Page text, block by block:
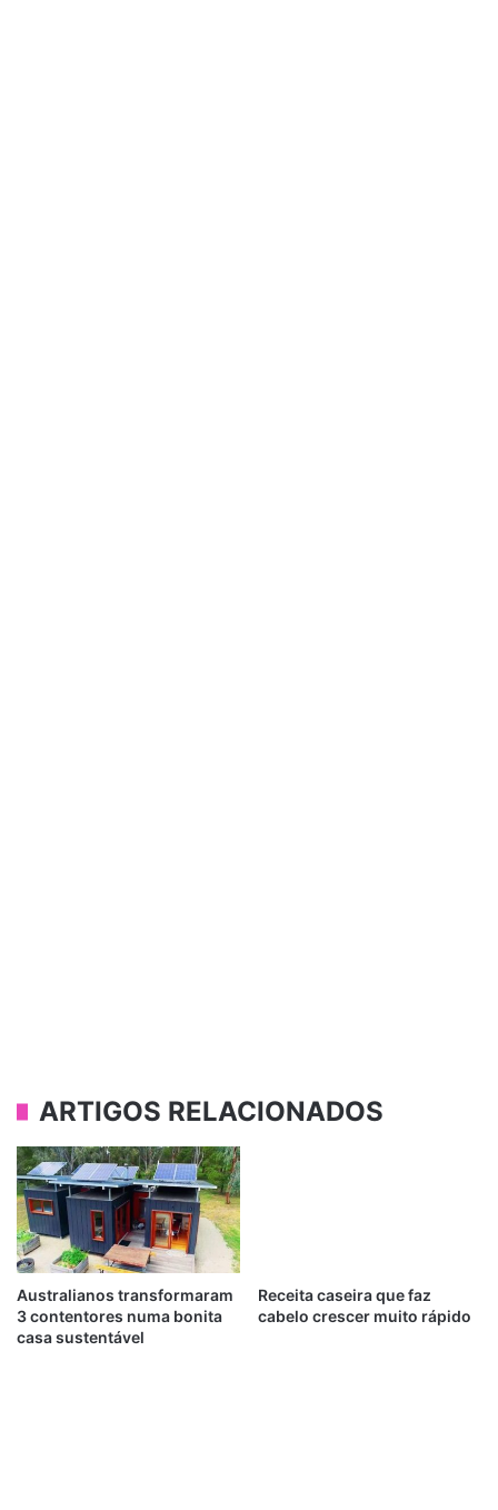
ARTIGOS RELACIONADOS
Australianos transformaram
3 contentores numa bonita
casa sustentável
Receita caseira que faz
cabelo crescer muito rápido